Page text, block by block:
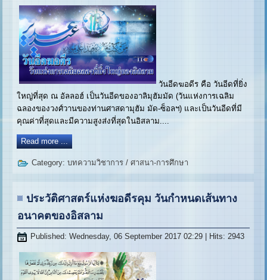
วันอีดฆอดีร คือ วันอีดที่ยิ่ง
ใหญ่ที่สุด ณ อัลลอฮ์ เป็นวันอีดของอาลิมุฮัมมัด (วันแห่งการเฉลิม
ฉลองของวงศ์วานของท่านศาสดามุฮัม มัด-ซ็อลฯ) และเป็นวันอีดที่มี
คุณค่าที่สุดและมีความสูงส่งที่สุดในอิสลาม....
Read more ...
Category:บทความวิชาการ /ศาสนา-การศึกษา
ประวัติศาสตร์แห่งฆอดีรคุม วันกำหนดเส้นทาง
อนาคตของอิสลาม
Published: Wednesday, 06 September 2017 02:29 | Hits: 2943